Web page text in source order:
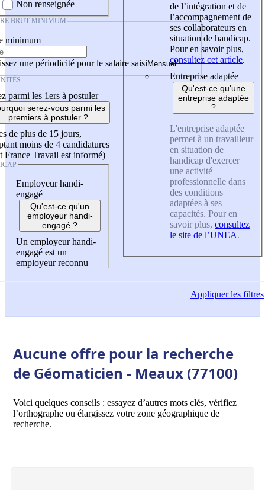
Non renseignée
BRUT MINIMUM
minimum
une périodicité pour le salaire saisi
parmi les 1ers à postuler
serez-vous parmi les
premiers à postuler ?
de plus de 15 jours,
moins de 4 candidatures
France Travail est informé)
Employeur handi-
engagé
Qu'est-ce qu'un
employeur handi-
engagé ?
Un employeur handi-
engagé est un
employeur reconnu
de l’intégration et de
l’accompagnement de
ses collaborateurs en
situation de handicap.
Pour en savoir plus,
consultez cet article.
Entreprise adaptée
Qu'est-ce qu'une
entreprise adaptée
?
L'entreprise adaptée
permet à un travailleur
en situation de
handicap d'exercer
une activité
professionnelle dans
des conditions
adaptées à ses
capacités. Pour en
savoir plus, consultez
le site de l’UNEA.
Appliquerles filtres
Aucune offre pour la recherche
de Géomaticien - Meaux (77100)
Voici quelques conseils : essayez d’autres mots clés, vérifiez
l’orthographe ou élargissez votre zone géographique de
recherche.